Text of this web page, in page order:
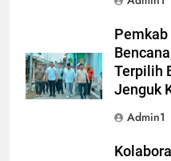
Terpilih
Jenguk
Admin1